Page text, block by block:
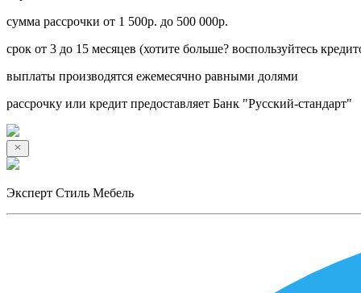
сумма рассрочки от 1 500р. до 500 000р.
срок от 3 до 15 месяцев (хотите больше? воспользуйтесь
выплаты производятся ежемесячно равными долями
рассрочку или кредит предоставляет Банк "Русский-стандарт"
Эксперт Стиль Мебель